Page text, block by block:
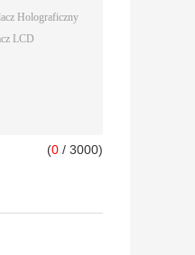
(0 / 3000)